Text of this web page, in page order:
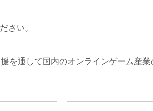
さい。
を通して国内のオンラインゲーム産